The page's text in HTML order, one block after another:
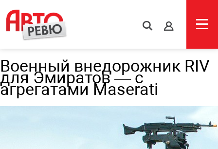
s
Военный внедорожник RIV
для Эмиратов — с
агрегатами Maserati